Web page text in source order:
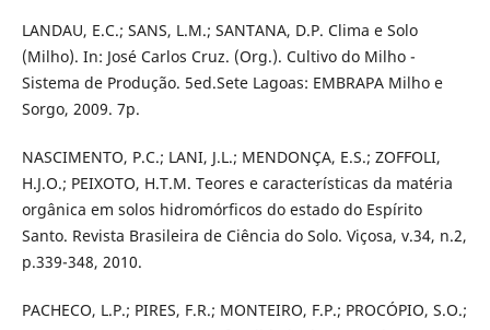
LANDAU, E.C.; SANS, L.M.; SANTANA, D.P. Clima e Solo
(Milho). In: José Carlos Cruz. (Org.). Cultivo do Milho -
Sistema de Produção. 5ed.Sete Lagoas: EMBRAPA Milho e
Sorgo, 2009. 7p.
NASCIMENTO, P.C.; LANI, J.L.; MENDONÇA, E.S.; ZOFFOLI,
H.J.O.; PEIXOTO, H.T.M. Teores e características da matéria
orgânica em solos hidromórficos do estado do Espírito
Santo. Revista Brasileira de Ciência do Solo. Viçosa, v.34, n.2,
p.339-348, 2010.
PACHECO, L.P.; PIRES, F.R.; MONTEIRO, F.P.; PROCÓPIO, S.O.;